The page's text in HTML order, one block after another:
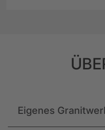
Eigenes